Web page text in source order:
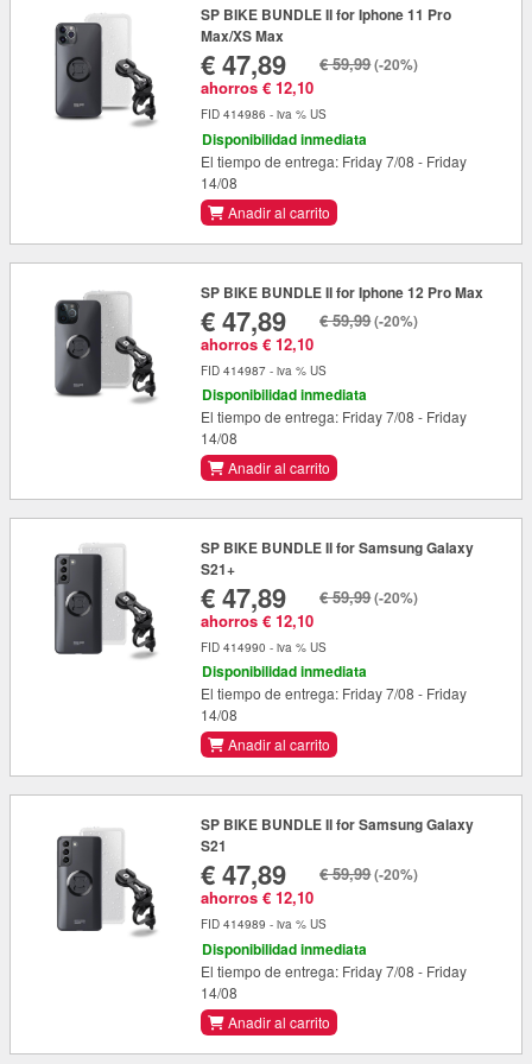
SP BIKE BUNDLE II for Iphone 11 Pro
Max/XS Max
€ 47,89
ahorros € 12,10
€ 59,99(-20%)
FID 414986 - iva % US
Disponibilidad inmediata
El tiempo de entrega: Friday 7/08 - Friday
14/08
Anadir al carrito
SP BIKE BUNDLE II for Iphone 12 Pro Max
€ 47,89
ahorros € 12,10
€ 59,99(-20%)
FID 414987 - iva % US
Disponibilidad inmediata
El tiempo de entrega: Friday 7/08 - Friday
14/08
Anadir al carrito
SP BIKE BUNDLE II for Samsung Galaxy
S21+
€ 47,89
ahorros € 12,10
€ 59,99(-20%)
FID 414990 - iva % US
Disponibilidad inmediata
El tiempo de entrega: Friday 7/08 - Friday
14/08
Anadir al carrito
SP BIKE BUNDLE II for Samsung Galaxy
S21
€ 47,89
ahorros € 12,10
€ 59,99(-20%)
FID 414989 - iva % US
Disponibilidad inmediata
El tiempo de entrega: Friday 7/08 - Friday
14/08
Anadir al carrito